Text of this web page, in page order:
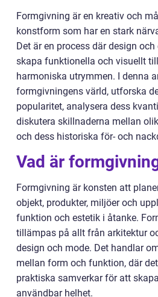
Formgivning är en kreativ och
konstform som har en stark
Det är en process där design
skapa funktionella och visuellt
harmoniska utrymmen. I denna
formgivningens värld, utforska
popularitet, analysera dess
diskutera skillnaderna mellan
och dess historiska för- och
Vad är
Formgivning är konsten att
objekt, produkter, miljöer och
funktion och estetik i åtanke.
tillämpas på allt från arkitektur
design och mode. Det handlar
mellan form och funktion, där
praktiska samverkar för att
användbar helhet.